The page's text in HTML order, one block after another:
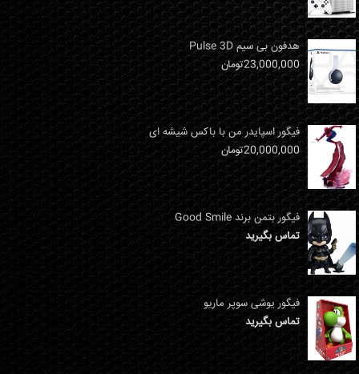
هدفون بی سیم Pulse 3D
23,000,000تومان
فیگور اسپایدر من با باکس شیشه ای
20,000,000تومان
فیگور بتمن برند Good Smile
تماس بگیرید
فیگور یوشی سوپر ماریو
تماس بگیرید